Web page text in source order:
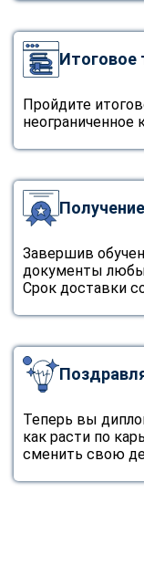
Итоговое
Пройдите
неограниченное
Завершив
документы
Срок доставки
Теперь вы
как расти по
сменить свою
ChatApp
Свяжитесь с
Telegram